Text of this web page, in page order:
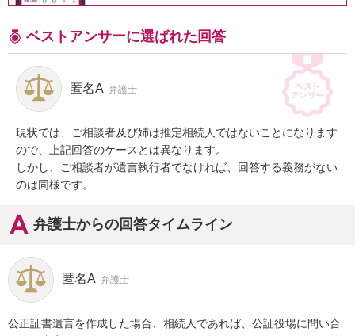
ベストアンサーに選ばれた回答
匿名A 弁護士
現状では、ご相談者及び姉は推定相続人ではないことになります
ので、上記回答のケースとは異なります。
しかし、ご相談者が遺言執行者でなければ、回答する義務がない
のは同様です。
弁護士からの回答タイムライン
匿名A 弁護士
公正証書遺言を作成した場合、相続人であれば、公証役場に問い合